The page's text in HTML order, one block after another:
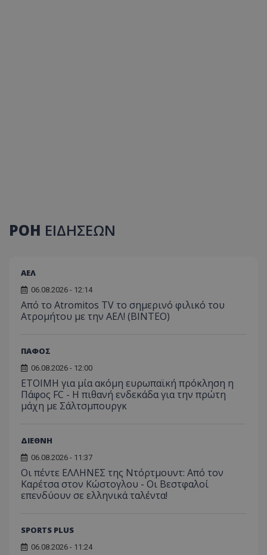
ΡΟΗ ΕΙΔΗΣΕΩΝ
ΑΕΛ
06.08.2026 - 12:14
Από το Atromitos TV το σημερινό φιλικό του
Ατρομήτου με την ΑΕΛ! (ΒΙΝΤΕΟ)
ΠΑΦΟΣ
06.08.2026 - 12:00
ΕΤΟΙΜΗ για μία ακόμη ευρωπαϊκή πρόκληση η
Πάφος FC - Η πιθανή ενδεκάδα για την πρώτη
μάχη με Σάλτσμπουργκ
ΔΙΕΘΝΗ
06.08.2026 - 11:37
Οι πέντε ΕΛΛΗΝΕΣ της Ντόρτμουντ: Από τον
Καρέτσα στον Κώστογλου - Οι Βεστφαλοί
επενδύουν σε ελληνικά ταλέντα!
SPORTS PLUS
06.08.2026 - 11:24